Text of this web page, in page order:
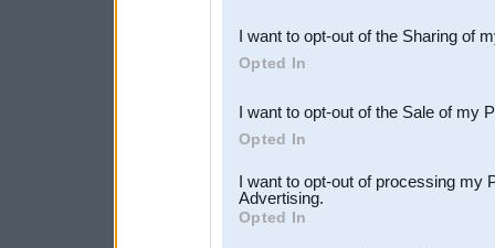
Downstream Participants
third parties.
I want to opt-out of the Sharing of
Opted In
I want to opt-out of the Sale of my
Opted In
I want to opt-out of processing my
Advertising.
Opted In